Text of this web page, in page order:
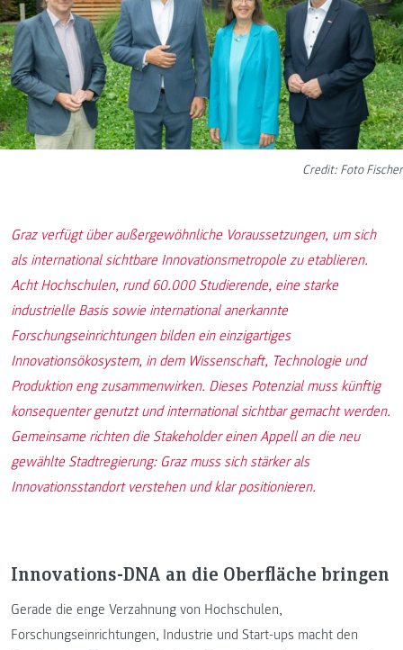
Credit: Foto Fischer
Graz verfügt über außergewöhnliche Voraussetzungen, um sich
als international sichtbare Innovationsmetropole zu etablieren.
Acht Hochschulen, rund 60.000 Studierende, eine starke
industrielle Basis sowie international anerkannte
Forschungseinrichtungen bilden ein einzigartiges
Innovationsökosystem, in dem Wissenschaft, Technologie und
Produktion eng zusammenwirken. Dieses Potenzial muss künftig
konsequenter genutzt und international sichtbar gemacht werden.
Gemeinsame richten die Stakeholder einen Appell an die neu
gewählte Stadtregierung: Graz muss sich stärker als
Innovationsstandort verstehen und klar positionieren.
Innovations-DNA an die Oberfläche bringen
Gerade die enge Verzahnung von Hochschulen,
Forschungseinrichtungen, Industrie und Start-ups macht den